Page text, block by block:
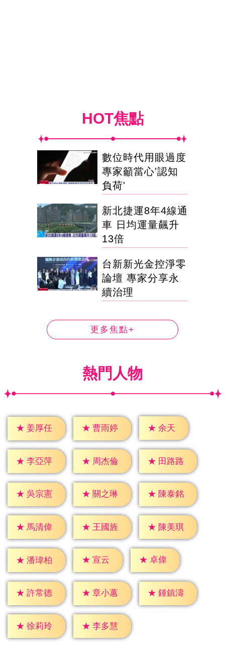
HOT焦點
數位時代用眼過度
專家籲當心'認知
負荷'
新北捷運8年4線通
車 日均運量飆升
13倍
台新新光金控淨零
論壇 專家分享永
續治理
更多焦點+
熱門人物
★ 姜厚任 ★ 曹雨婷 ★ 余天
★ 李亞萍 ★ 周杰倫 ★ 田路路
★ 吳宗憲 ★ 關之琳 ★ 陳泰銘
★ 馬清偉 ★ 王國旌 ★ 陳美琪
★ 潘瑋柏 ★ 宣云 ★ 卓偉
★ 許常德 ★ 章小蕙 ★ 鍾鎮濤
★ 徐莉玲 ★ 李多慧